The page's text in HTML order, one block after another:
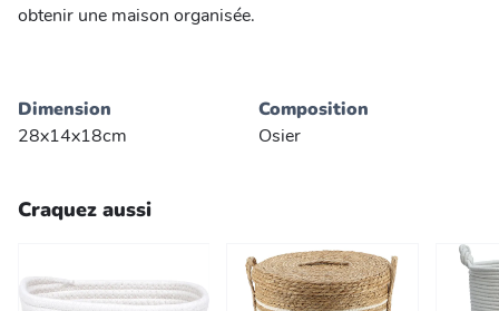
obtenir une maison organisée.
Dimension
28x14x18cm
Composition
Osier
Craquez aussi